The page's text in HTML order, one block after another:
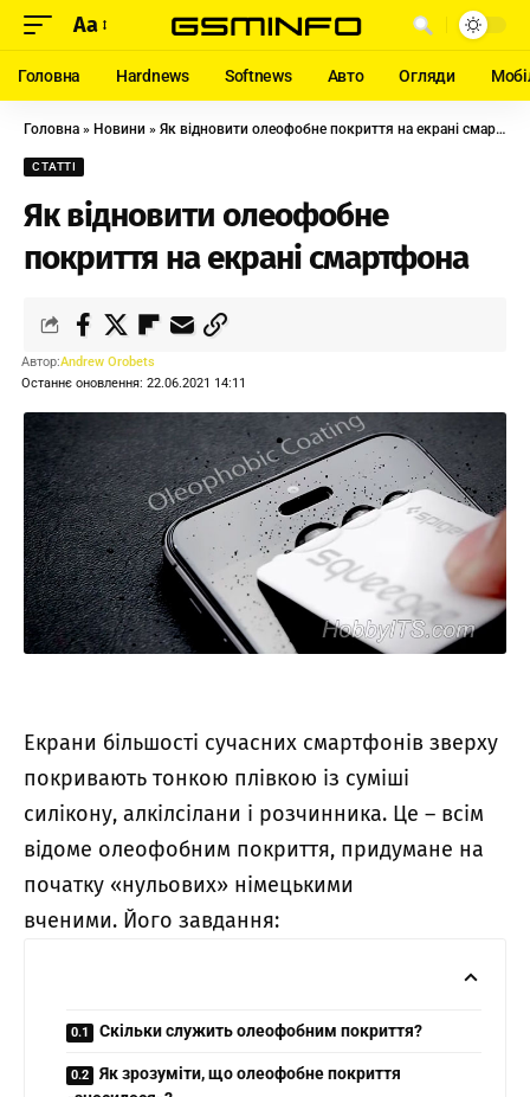
Aa
Головна Hardnews Softnews Авто Огляди
Головна » Новини » Як відновити олеофобне покриття на екрані смартфона
СТАТТІ
Як відновити олеофобне
покриття на екрані смартфона
Останнє оновлення: 22.06.2021 14:11
Автор:Andrew Orobets
Екрани більшості сучасних смартфонів зверху
покривають тонкою плівкою із суміші
силікону, алкілсілани і розчинника. Це – всім
відоме олеофобним покриття, придумане на
початку «нульових» німецькими
вченими. Його завдання:
Скільки служить олеофобним покриття?
Як зрозуміти, що олеофобне покриття